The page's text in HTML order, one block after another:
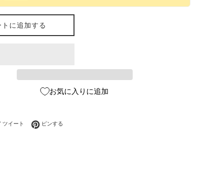
に追加する
お気に入りに追加
でシェアする
ツイート Twitterに投稿する
ピンする